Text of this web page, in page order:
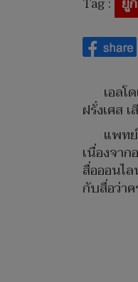
เอล
ฝรั่งเศส
แพทย์
เนื่องจา
สื่อออนไ
กับสื่อว่า